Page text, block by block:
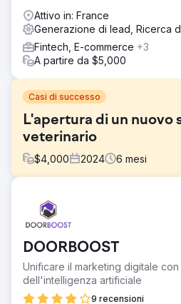
Attivo in: France
Generazione di lead, Ricerca
Fintech, E-commerce +3
A partire da $5,000
Casi di successo
L'apertura di un nuovo
veterinario
$4,000 2024 6 mesi
Mewes Vets è un affermato
pluripremiato con sede a
animali domestici le migliori cure
noi per aiutarli a lanciare un
Abbiamo condotto un audit
digitali e abbiamo esaminato i
DOORBOOST
Unificare il marketing digitale
dell'intelligenza artificiale
9 recensioni